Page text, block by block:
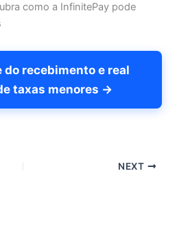
como a InfinitePay pode
recebimento e real
taxas menores →
NEXT